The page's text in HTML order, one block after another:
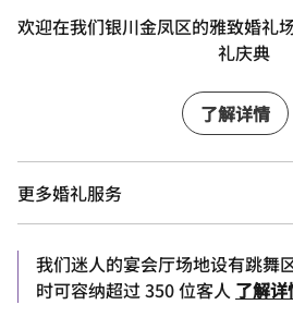
欢迎在我们银川金凤区的雅致婚礼
礼庆典
了解详情
更多婚礼服务
我们迷人的宴会厅场地设有跳舞
时可容纳超过 350 位客人 了解详